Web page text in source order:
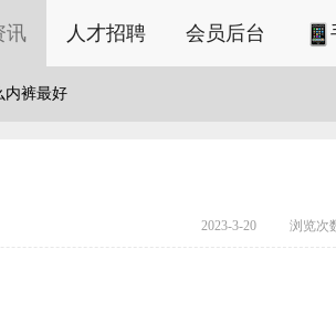
讯 人才招聘 会员后台
内裤最好
2023-3-20 浏览次